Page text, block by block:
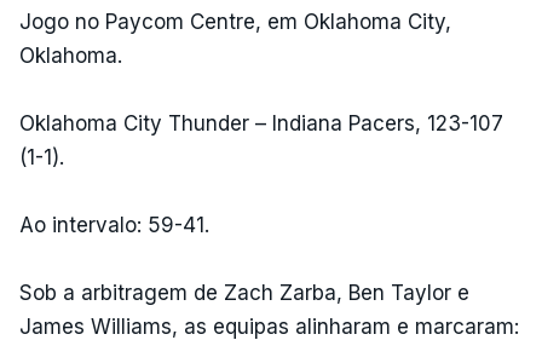
Jogo no Paycom Centre, em Oklahoma City,
Oklahoma.
Oklahoma City Thunder – Indiana Pacers, 123-107
(1-1).
Ao intervalo: 59-41.
Sob a arbitragem de Zach Zarba, Ben Taylor e
James Williams, as equipas alinharam e marcaram: